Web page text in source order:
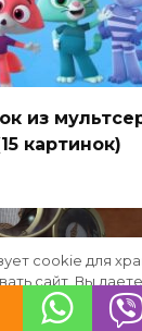
из
картинок)
cookie для
сайт, Вы
этими файлами.